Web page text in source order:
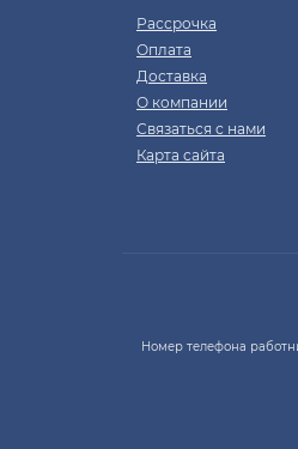
Рассрочка
Оплата
Доставка
О компании
Связаться с нами
Карта сайта
Номер телефона